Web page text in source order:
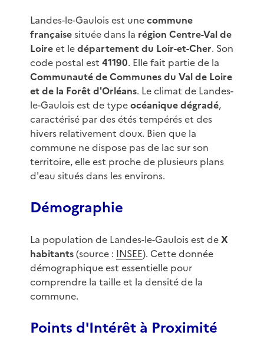
Landes-le-Gaulois est unecommune
françaisesituée dans la région Centre-Val de
Loireet ledépartement du Loir-et-Cher. Son
code postal est 41190. Elle fait partie de la
Communauté de Communes du Val de Loire
et de la Forêt d'Orléans. Le climat de Landes-
le-Gaulois est de typeocéanique dégradé,
caractérisé par des étés tempérés et des
hivers relativement doux. Bien que la
commune ne dispose pas de lac sur son
territoire, elle est proche de plusieurs plans
d'eau situés dans les environs.
Démographie
La population de Landes-le-Gaulois est deX
habitants(source : INSEE). Cette donnée
démographique est essentielle pour
comprendre la taille et la densité de la
commune.
Points d'Intérêt à Proximité